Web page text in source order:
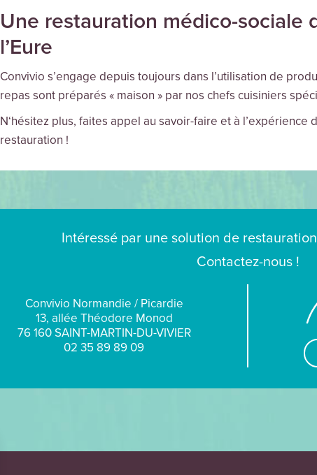
Une restauration médico-sociale
l’Eure
Convivio s’engage depuis toujours dans l’utilisation de
repas sont préparés « maison » par nos chefs cuisiniers
N‘hésitez plus, faites appel au savoir-faire et à l’expérience
restauration !
Intéressé par une solution de
Contactez-nous !
Convivio Normandie / Picardie
13, allée Théodore Monod
76 160 SAINT-MARTIN-DU-VIVIER
02 35 89 89 09